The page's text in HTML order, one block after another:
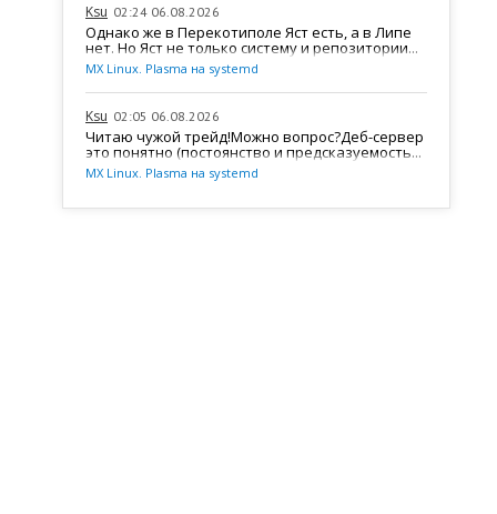
Ksu 02:24 06.08.2026
Однако же в Перекотиполе Яст есть, а в Липе
нет. Но Яст не только систему и репозитории...
MX Linux. Plasma на systemd
Ksu 02:05 06.08.2026
Читаю чужой трейд!Можно вопрос?Деб-сервер
это понятно (постоянство и предсказуемость...
MX Linux. Plasma на systemd